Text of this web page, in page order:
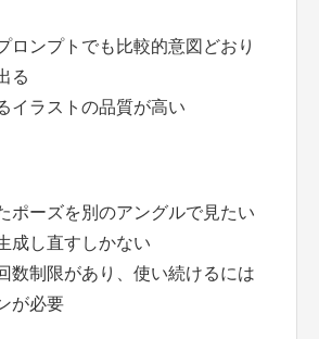
ロンプトでも比較的意図どおり
る
イラストの品質が高い
ポーズを別のアングルで見たい
成し直すしかない
数制限があり、使い続けるには
が必要